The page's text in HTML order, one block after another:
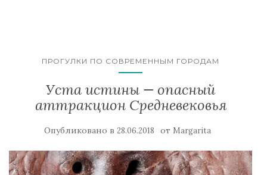
ПРОГУЛКИ ПО СОВРЕМЕННЫМ ГОРОДАМ
Уста истины — опасный
аттракцион Средневековья
Опубликовано в 28.06.2018 от Margarita